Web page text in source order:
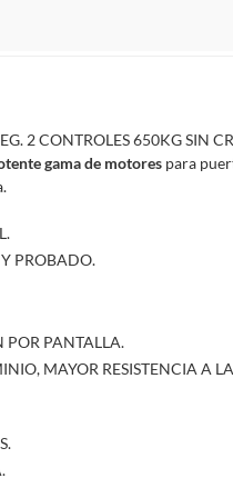
con todas sus etiquetas,
no puedan ser devueltos,
desde que recibes el
lo entregamos.
a través de una
a medida.
deficiencia, que sean
suplementos alimenticios,
2 CONTROLES 650KG SIN
gama de motores para
PROBADO.
POR PANTALLA.
MAYOR RESISTENCIA A